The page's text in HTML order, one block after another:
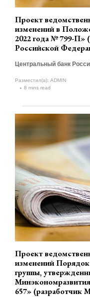
Проект
изменений в
2022 года № 799-П»
Российской
Центральный банк
Разместил(а): ADMIN
8 mins read
Проект
изменений
группы,
657» (разработчик